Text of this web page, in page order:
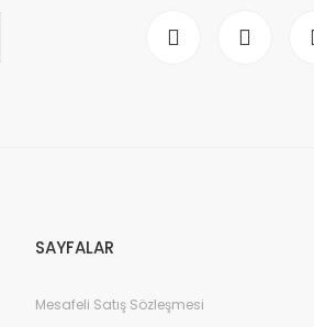
SAYFALAR
Mesafeli Satış Sözleşmesi